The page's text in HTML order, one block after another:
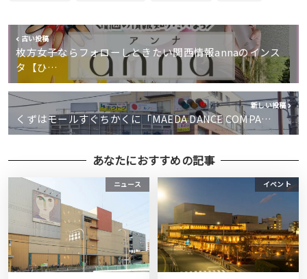
古い投稿
枚方女子ならフォローしときたい関西情報annaのインス
タ【ひ…
新しい投稿
くずはモールすぐちかくに「MAEDA DANCE COMPA…
あなたにおすすめの記事
ニュース イベント